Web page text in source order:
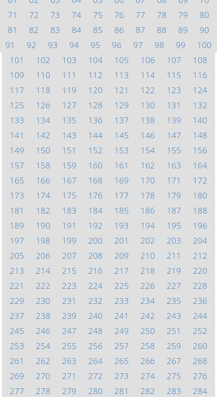
71
72 73 74 75 76 77 78 79
80
81
82 83 84 85 86 87 88 89
90
91
92 93 94 95 96 97 98 99
100
101
102 103 104 105 106 107
108
109
110 111 112 113 114 115
116
117
118 119 120 121 122 123
124
125
126 127 128 129 130 131
132
133
134 135 136 137 138 139
140
141
142 143 144 145 146 147
148
149
150 151 152 153 154 155
156
157
158 159 160 161 162 163
164
165
166 167 168 169 170 171
172
173
174 175 176 177 178 179
180
181
182 183 184 185 186 187
188
189
190 191 192 193 194 195
196
197
198 199 200 201 202 203
204
205
206 207 208 209 210 211
212
213
214 215 216 217 218 219
220
221
222 223 224 225 226 227
228
229
230 231 232 233 234 235
236
237
238 239 240 241 242 243
244
245
246 247 248 249 250 251
252
253
254 255 256 257 258 259
260
261
262 263 264 265 266 267
268
269
270 271 272 273 274 275
276
277
278 279 280 281 282 283
284